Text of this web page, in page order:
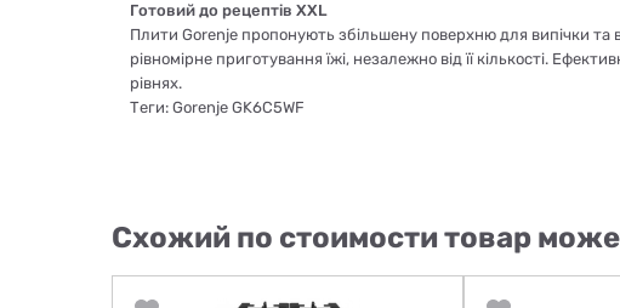
Готовий до рецептів XXL
Плити Gorenje пропонують збільшену поверхню для випічки та
рівномірне приготування їжі, незалежно від її кількості.
рівнях.
Теги: Gorenje GK6C5WF
Схожий по стоимости товар